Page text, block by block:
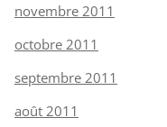
novembre 2011
octobre 2011
septembre 2011
août 2011